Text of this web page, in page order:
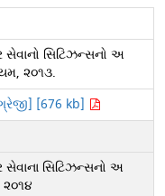
સિટિઝન્સનો અ
૨૦૧૩.
[676 kb]
સિટિઝન્સનો અ
૨૦૧૪